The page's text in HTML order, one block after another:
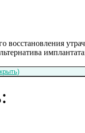
восстановления